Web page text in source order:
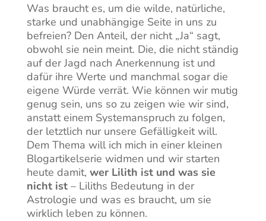
Was braucht es, um die wilde, natürliche,
starke und unabhängige Seite in uns zu
befreien? Den Anteil, der nicht „Ja“ sagt,
obwohl sie nein meint. Die, die nicht ständig
auf der Jagd nach Anerkennung ist und
dafür ihre Werte und manchmal sogar die
eigene Würde verrät. Wie können wir mutig
genug sein, uns so zu zeigen wie wir sind,
anstatt einem Systemanspruch zu folgen,
der letztlich nur unsere Gefälligkeit will.
Dem Thema will ich mich in einer kleinen
Blogartikelserie widmen und wir starten
heute damit, wer Lilith ist und was sie
nicht ist– Liliths Bedeutung in der
Astrologie und was es braucht, um sie
wirklich leben zu können.